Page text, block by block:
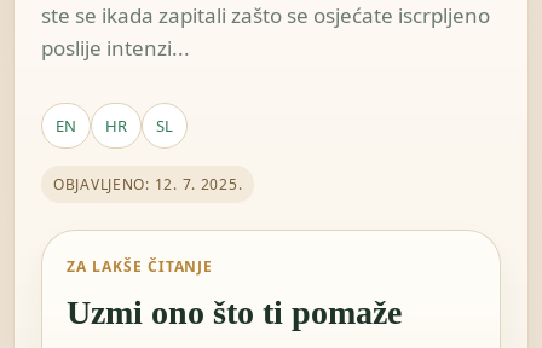
ste se ikada zapitali zašto se osjećate iscrpljeno
poslije intenzi...
EN HR SL
OBJAVLJENO: 12. 7. 2025.
ZA LAKŠE ČITANJE
Uzmi ono što ti pomaže